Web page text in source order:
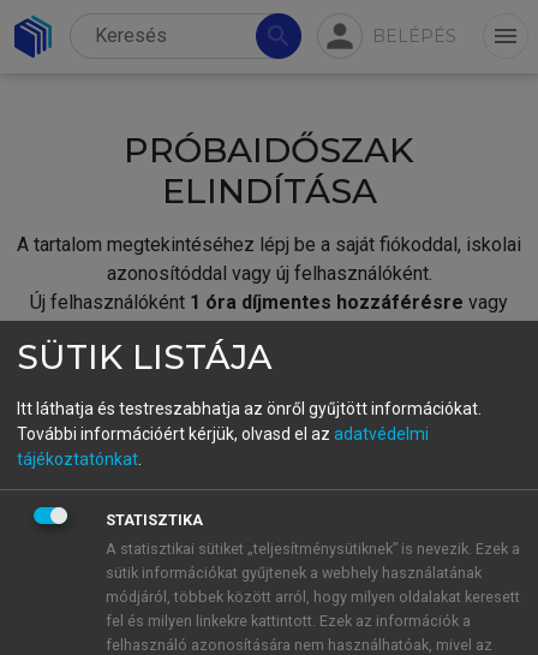
search person BELÉPÉS menu
PRÓBAIDŐSZAK
ELINDÍTÁSA
A tartalom megtekintéséhez lépj be a saját fiókoddal, iskolai
azonosítóddal vagy új felhasználóként.
Új felhasználóként 1 óra díjmentes hozzáférésre vagy
fiókoddal,vagy hozz létre új fiókot.
A regisztráció után apróbaidőszakautomatikusan
BELÉPÉS SAJÁT FIÓKKAL
ÚJ FIÓK LÉTREHOZÁSA
1 óra díjmentes hozzáférés
SÜTIK LISTÁJA
Itt láthatja és testreszabhatja az önről gyűjtött információkat.
További információért kérjük, olvasd el az adatvédelmi
tájékoztatónkat
STATISZTIKA
A statisztikai sütiket „teljesítménysütiknek” is nevezik. Ezek a
sütik információkat gyűjtenek a webhely használatának
módjáról, többek között arról, hogy milyen oldalakat keresett
fel és milyen linkekre kattintott. Ezek az információk a
felhasználó azonosítására nem használhatóak, mivel az